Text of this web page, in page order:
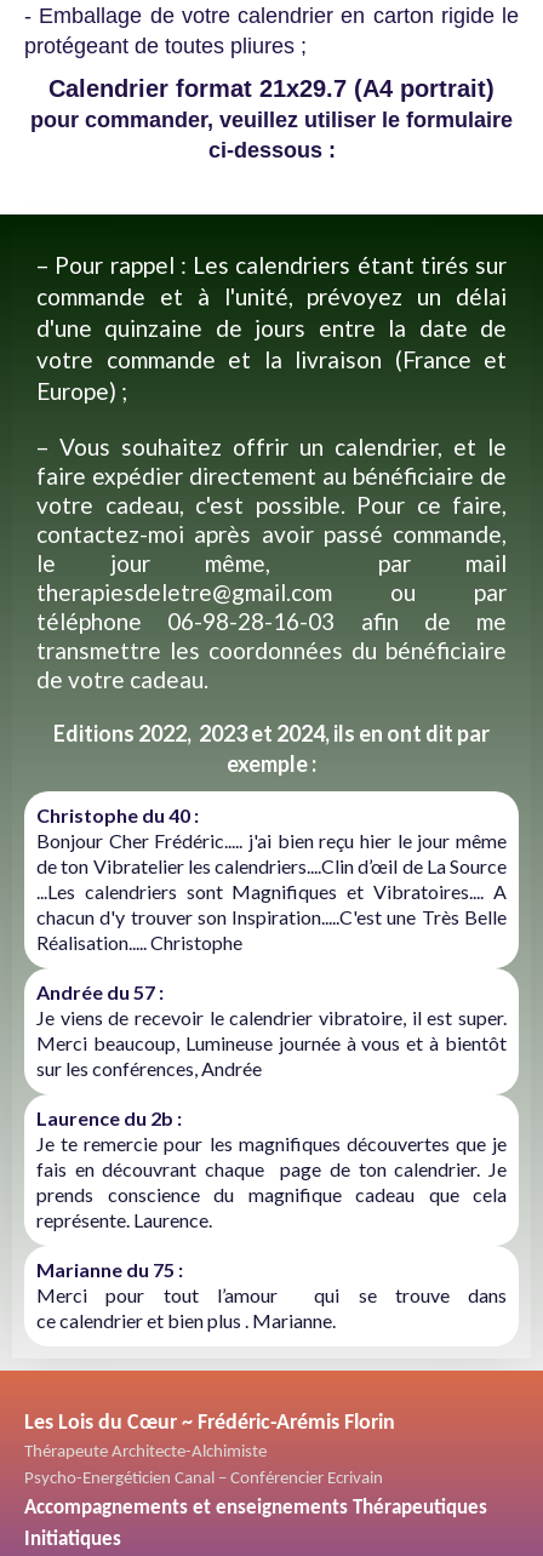
- Emballage de votre calendrier en carton rigide le
protégeant de toutes pliures ;
Calendrier format 21x29.7 (A4 portrait)
pour commander, veuillez utiliser le formulaire
ci-dessous :
– Pour rappel : Les calendriers étant tirés sur
commande et à l'unité, prévoyez un délai
d'une quinzaine de jours entre la date de
votre commande et la livraison (France et
Europe) ;
– Vous souhaitez offrir un calendrier, et le
faire expédier directement au bénéficiaire de
votre cadeau, c'est possible. Pour ce faire,
contactez-moi après avoir passé commande,
le jour même, par mail
therapiesdeletre@gmail.com ou par
téléphone 06-98-28-16-03 afin de me
transmettre les coordonnées du bénéficiaire
de votre cadeau.
Editions 2022, 2023 et 2024, ils en ont dit par
exemple :
Christophe du 40 :
Bonjour Cher Frédéric..... j'ai bien reçu hier le jour même
de ton Vibratelier les calendriers....Clin d’œil de La Source
...Les calendriers sont Magnifiques et Vibratoires.... A
chacun d'y trouver son Inspiration.....C'est une Très Belle
Réalisation..... Christophe
Andrée du 57 :
Je viens de recevoir le calendrier vibratoire, il est super.
Merci beaucoup, Lumineuse journée à vous et à bientôt
sur les conférences,Andrée
Laurence du 2b :
Je te remercie pour les magnifiques découvertes que je
fais en découvrant chaque page de ton calendrier. Je
prends conscience du magnifique cadeau que cela
représente. Laurence.
Marianne du 75 :
Merci pour tout l’amour qui se trouve dans
ce calendrier et bien plus . Marianne.
Les Lois du Cœur ~ Frédéric-Arémis Florin
Thérapeute Architecte-Alchimiste
Psycho-Energéticien Canal – Conférencier Ecrivain
Accompagnements et enseignements Thérapeutiques
Initiatiques